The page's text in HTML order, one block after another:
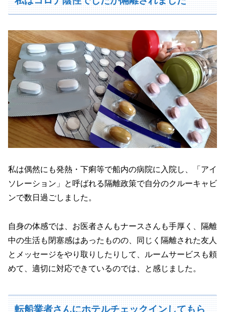
私は偶然にも発熱・下痢等で船内の病院に入院し、「アイ
ソレーション」と呼ばれる隔離政策で自分のクルーキャビ
ンで数日過ごしました。
自身の体感では、お医者さんもナースさんも手厚く、隔離
中の生活も閉塞感はあったものの、同じく隔離された友人
とメッセージをやり取りしたりして、ルームサービスも頼
めて、適切に対応できているのでは、と感じました。
転船業者さんにホテルチェックインしてもら